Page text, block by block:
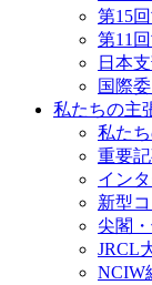
第15
第11
日本
国際
私たちの主
私た
重要
イン
新型
尖閣
JRCL
NCIW